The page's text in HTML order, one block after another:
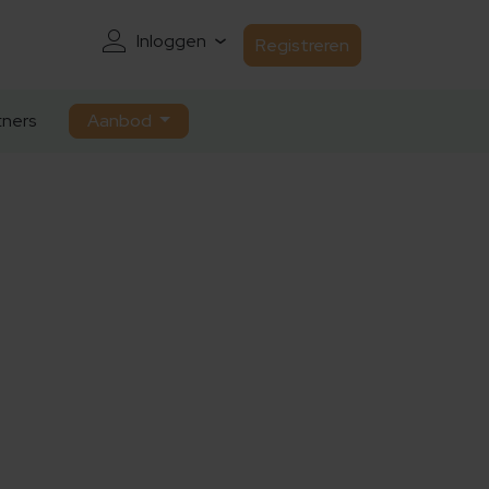
Inloggen Registreren
Aanbod